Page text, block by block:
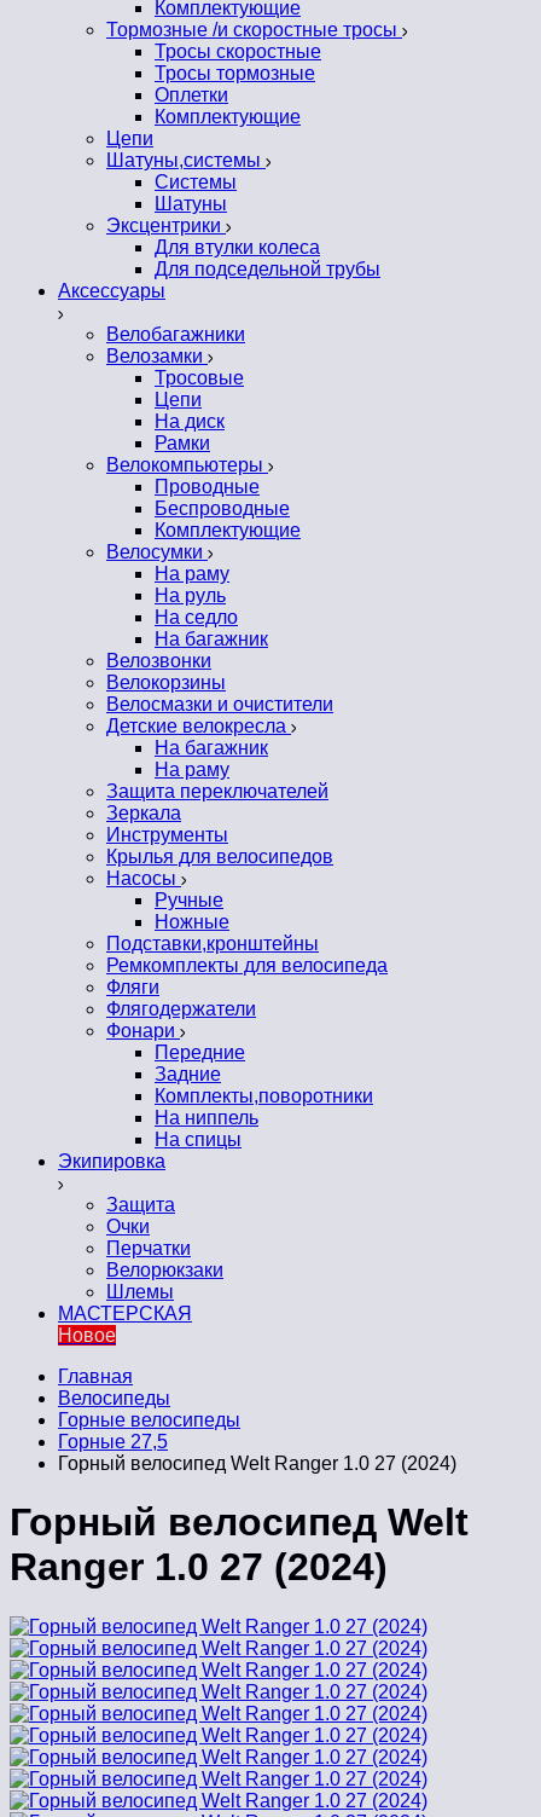
Комплектующие
Тормозные /и скоростные тросы
Тросы скоростные
Тросы тормозные
Оплетки
Комплектующие
Цепи
Шатуны,системы
Системы
Шатуны
Эксцентрики
Для втулки колеса
Для подседельной трубы
Аксессуары
Велобагажники
Велозамки
Тросовые
Цепи
На диск
Рамки
Велокомпьютеры
Проводные
Беспроводные
Комплектующие
Велосумки
На раму
На руль
На седло
На багажник
Велозвонки
Велокорзины
Велосмазки и очистители
Детские велокресла
На багажник
На раму
Защита переключателей
Зеркала
Инструменты
Крылья для велосипедов
Насосы
Ручные
Ножные
Подставки,кронштейны
Ремкомплекты для велосипеда
Фляги
Флягодержатели
Фонари
Передние
Задние
Комплекты,поворотники
На ниппель
На спицы
Экипировка
Защита
Очки
Перчатки
Велорюкзаки
Шлемы
МАСТЕРСКАЯ
Новое
Главная
Велосипеды
Горные велосипеды
Горные 27,5
Горный велосипед Welt Ranger 1.0 27 (2024)
Горный велосипед Welt
Ranger 1.0 27 (2024)